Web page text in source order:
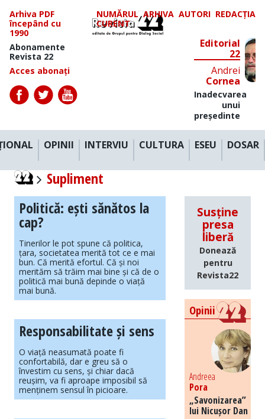
Arhiva PDF
începând cu
1990
Abonamente
Revista 22
Acces abonați
NUMĂRUL
CURENT
ARHIVA AUTORI REDACȚIA
Editorial
22
Andrei
Cornea
Inadecvarea
unui
președinte
OPINII INTERVIU CULTURA ESEU DOSAR
Supliment
Politică: ești sănătos la
cap?
Tinerilor le pot spune că politica,
țara, societatea merită tot ce e mai
bun. Că merită efortul. Că și noi
merităm să trăim mai bine și că de o
politică mai bună depinde o viață
mai bună.
Responsabilitate și sens
O viață neasumată poate fi
confortabilă, dar e greu să o
învestim cu sens, și chiar dacă
reușim, va fi aproape imposibil să
menținem sensul în picioare.
Susține
presa
liberă
Donează
pentru
Revista22
Opinii
Andreea
Pora
„Savonizarea”
lui Nicușor Dan